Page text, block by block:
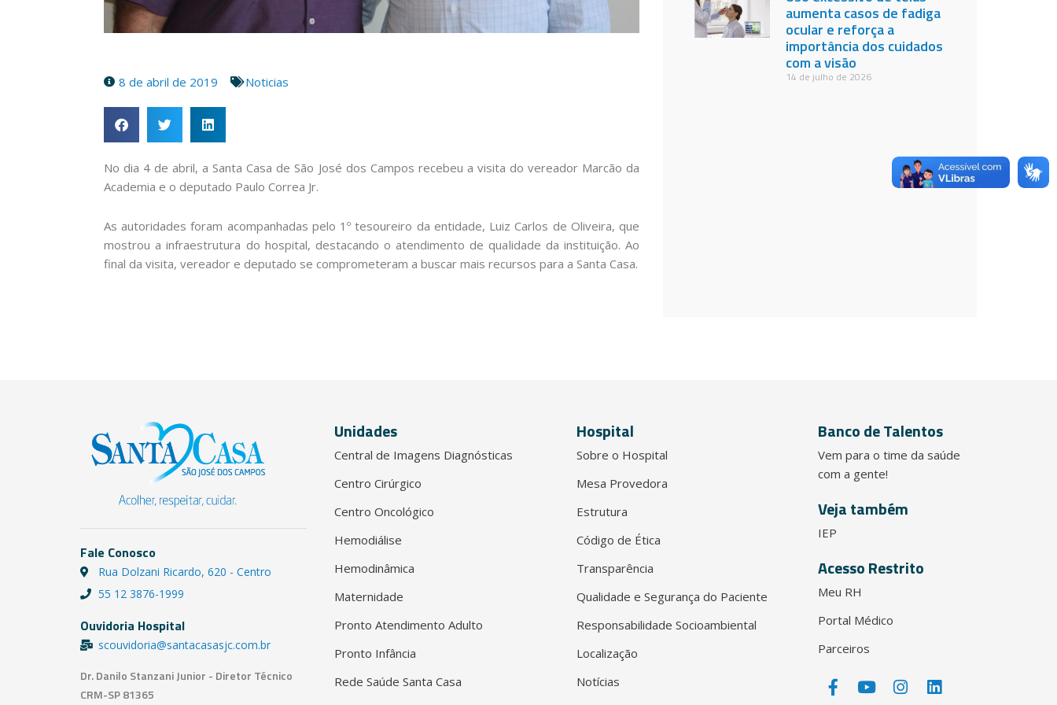
8 de abril de 2019 Noticias
No dia 4 de abril, a Santa Casa de São José dos Campos recebeu a visita do vereador Marcão da
Academia e o deputado Paulo Correa Jr.
As autoridades foram acompanhadas pelo 1º tesoureiro da entidade, Luiz Carlos de Oliveira, que
mostrou a infraestrutura do hospital, destacando o atendimento de qualidade da instituição. Ao
final da visita, vereador e deputado se comprometeram a buscar mais recursos para a Santa Casa.
aumenta casos de fadiga
ocular e reforça a
importância dos cuidados
com a visão
14 de julho de 2026
Fale Conosco
Rua Dolzani Ricardo, 620 - Centro
55 12 3876-1999
Ouvidoria Hospital
scouvidoria@santacasasjc.com.br
Dr. Danilo Stanzani Junior - Diretor Técnico
CRM-SP 81365
Unidades
Central de Imagens Diagnósticas
Centro Cirúrgico
Centro Oncológico
Hemodiálise
Hemodinâmica
Maternidade
Pronto Atendimento Adulto
Pronto Infância
Rede Saúde Santa Casa
Hospital
Sobre o Hospital
Mesa Provedora
Estrutura
Código de Ética
Transparência
Qualidade e Segurança do Paciente
Responsabilidade Socioambiental
Localização
Notícias
Banco de Talentos
Vem para o time da saúde
com a gente!
Veja também
IEP
Acesso Restrito
Meu RH
Portal Médico
Parceiros